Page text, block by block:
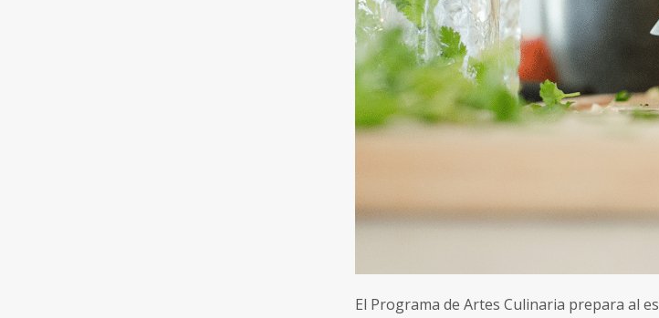
El Programa de Artes Culinaria prepara al